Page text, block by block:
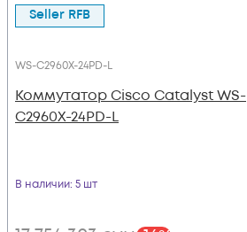
Seller RFB
WS-C2960X-24PD-L
Коммутатор Cisco Catalyst WS-
C2960X-24PD-L
В наличии: 5 шт